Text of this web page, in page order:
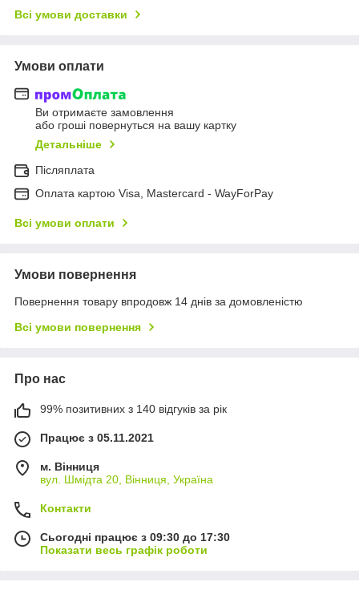
Всі умови доставки
Умови оплати
Ви отримаєте замовлення
або гроші повернуться на вашу картку
Детальніше
Післяплата
Оплата картою Visa, Mastercard - WayForPay
Всі умови оплати
Умови повернення
Повернення товару впродовж 14 днів за домовленістю
Всі умови повернення
Про нас
99% позитивних з 140 відгуків за рік
Працює з 05.11.2021
м. Вінниця
вул. Шмідта 20, Вінниця, Україна
Контакти
Сьогодні працює з 09:30 до 17:30
Показати весь графік роботи